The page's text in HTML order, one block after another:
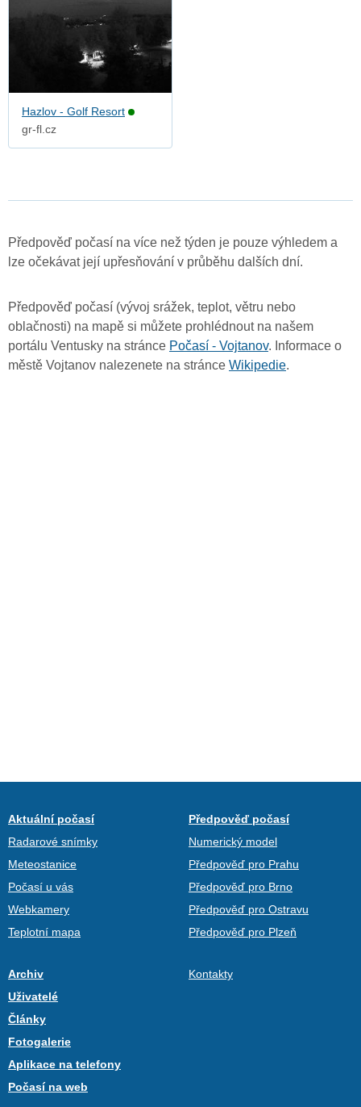
Hazlov - Golf Resort
gr-fl.cz
Předpověď počasí na více než týden je pouze výhledem a
lze očekávat její upřesňování v průběhu dalších dní.
Předpověď počasí (vývoj srážek, teplot, větru nebo
oblačnosti) na mapě si můžete prohlédnout na našem
portálu Ventusky na stránce Počasí - Vojtanov. Informace o
městě Vojtanov nalezenete na stránce Wikipedie.
Aktuální počasí
Radarové snímky
Meteostanice
Počasí u vás
Webkamery
Teplotní mapa
Předpověď počasí
Numerický model
Předpověď pro Prahu
Předpověď pro Brno
Předpověď pro Ostravu
Předpověď pro Plzeň
Archiv
Uživatelé
Články
Fotogalerie
Aplikace na telefony
Počasí na web
Kontakty